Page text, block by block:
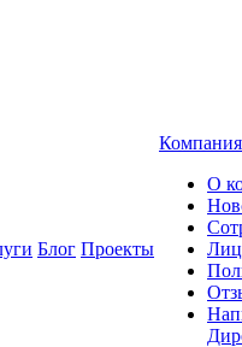
Блог Проекты
Компания
О